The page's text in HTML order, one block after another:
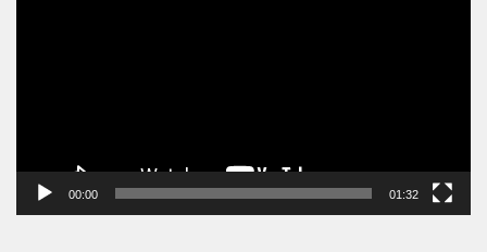
00:00 01:32